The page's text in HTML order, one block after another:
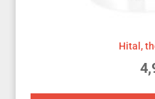
Hital,